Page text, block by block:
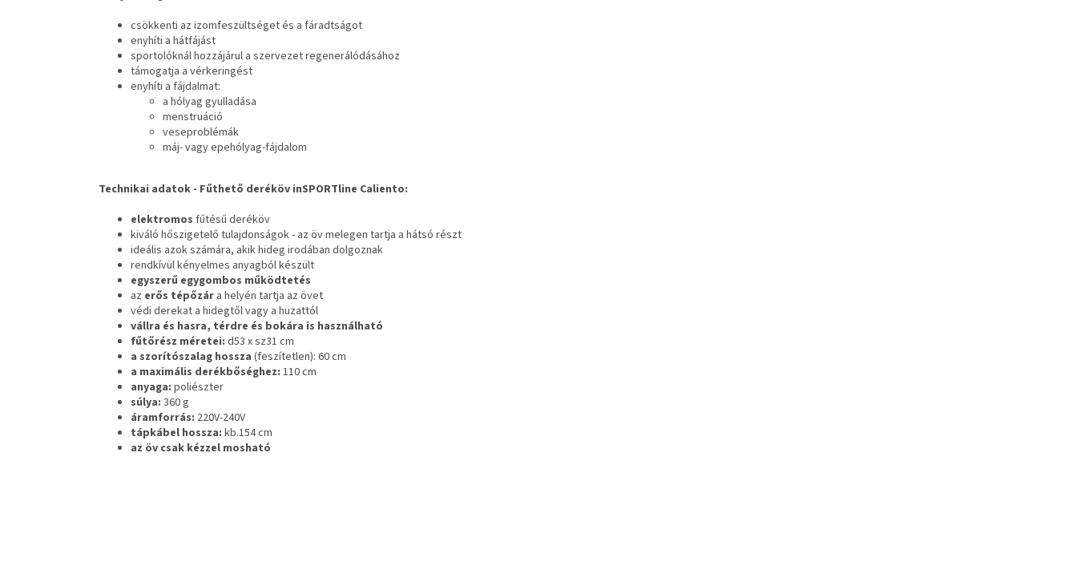
csökkenti az izomfeszültséget és a fáradtságot
enyhíti a hátfájást
sportolóknál hozzájárul a szervezet regenerálódásához
támogatja a vérkeringést
enyhíti a fájdalmat:
a hólyag gyulladása
menstruáció
veseproblémák
máj- vagy epehólyag-fájdalom
Technikai adatok - Fűthető deréköv inSPORTline Caliento:
elektromos fűtésű deréköv
kiváló hőszigetelő tulajdonságok - az öv melegen tartja a hátsó részt
ideális azok számára, akik hideg irodában dolgoznak
rendkívül kényelmes anyagból készült
egyszerű egygombos működtetés
az erős tépőzár a helyén tartja az övet
védi derekat a hidegtől vagy a huzattól
vállra és hasra, térdre és bokára is használható
fűtőrész méretei: d53 x sz31 cm
a szorítószalag hossza (feszítetlen): 60 cm
a maximális derékbőséghez: 110 cm
anyaga: poliészter
súlya: 360 g
áramforrás: 220V-240V
tápkábel hossza: kb.154 cm
az öv csak kézzel mosható